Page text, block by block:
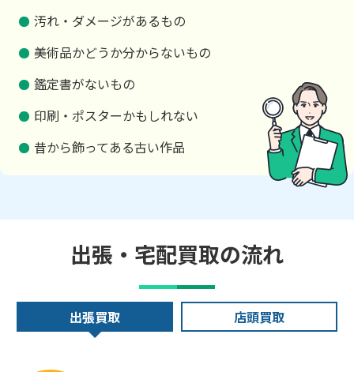
汚れ・ダメージがあるもの
美術品かどうか分からないもの
鑑定書がないもの
印刷・ポスターかもしれない
昔から飾ってある古い作品
出張・宅配買取の流れ
出張買取 店頭買取